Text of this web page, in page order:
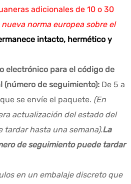
adicionales de 10 o 30
nueva norma europea sobre el
intacto, hermético y
electrónico para el código de
(número de seguimiento): De 5 a
se envíe el paquete. (En
actualización del estado del
tardar hasta una semana).La
de seguimiento puede tardar
en un embalaje discreto que